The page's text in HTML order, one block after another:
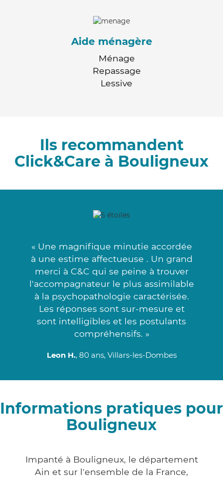
Aide ménagère
Ménage
Repassage
Lessive
Ils recommandent
Click&Care à Bouligneux
« Une magnifique minutie accordée
à une estime affectueuse . Un grand
merci à C&C qui se peine à trouver
l'accompagnateur le plus assimilable
à la psychopathologie caractérisée.
Les réponses sont sur-mesure et
sont intelligibles et les postulants
compréhensifs. »
Leon H., 80 ans, Villars-les-Dombes
Informations pratiques pour
Bouligneux
Impanté à Bouligneux, le département
Ain et sur l'ensemble de la France,